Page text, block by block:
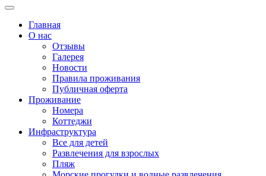
Главная
О нас
Отзывы
Галерея
Новости
Правила проживания
Публичная оферта
Проживание
Номера
Коттеджи
Инфраструктура
Все для детей
Развлечения для взрослых
Пляж